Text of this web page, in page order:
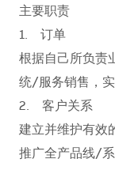
主要职责
1. 订单
根据自己所负责
统/服务销售，
2. 客户关系
建立并维护有效
推广全产品线/